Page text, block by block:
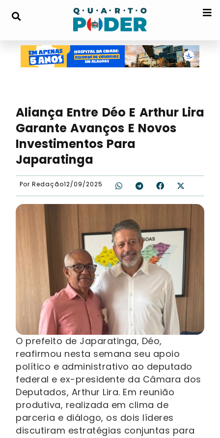
Aliança Entre Déo E Arthur Lira
Garante Avanços E Novos
Investimentos Para
Japaratinga
Por Redação12/09/2025
O prefeito de Japaratinga, Déo,
reafirmou nesta semana seu apoio
político e administrativo ao deputado
federal e ex-presidente da Câmara dos
Deputados, Arthur Lira. Em reunião
produtiva, realizada em clima de
parceria e diálogo, os dois líderes
discutiram estratégias conjuntas para